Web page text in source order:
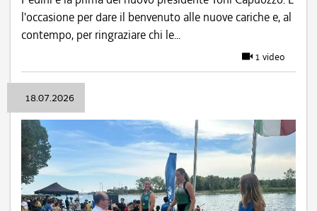
l'occasione per dare il benvenuto alle nuove cariche e, al
contempo, per ringraziare chi le...
1 video
18.07.2026